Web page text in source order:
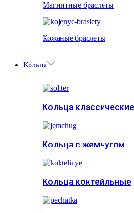
Магнитные браслеты
Кожаные браслеты
Кольца
Кольца классические
Кольца с жемчугом
Кольца коктейльные